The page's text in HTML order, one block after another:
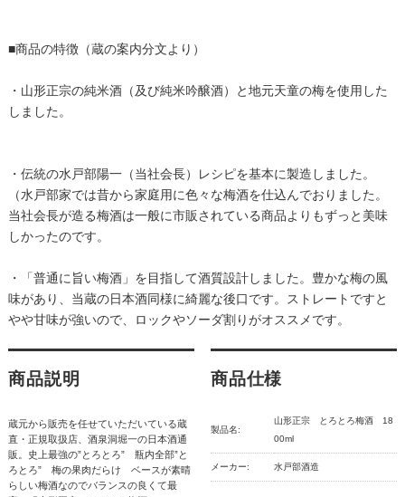
■商品の特徴（蔵の案内分文より）
・山形正宗の純米酒（及び純米吟醸酒）と地元天童の梅を使用した
しました。
・伝統の水戸部陽一（当社会長）レシピを基本に製造しました。
（水戸部家では昔から家庭用に色々な梅酒を仕込んでおりました。
当社会長が造る梅酒は一般に市販されている商品よりもずっと美味
しかったのです。
・「普通に旨い梅酒」を目指して酒質設計しました。豊かな梅の風
味があり、当蔵の日本酒同様に綺麗な後口です。ストレートですと
やや甘味が強いので、ロックやソーダ割りがオススメです。
商品説明
蔵元から販売を任せていただいている蔵
直・正規取扱店、酒泉洞堀一の日本酒通
販。史上最強の”とろとろ” 瓶内全部”と
ろとろ” 梅の果肉だらけ ベースが素晴
らしい梅酒なのでバランスの良くて最
商品仕様
製品名:
山形正宗 とろとろ梅酒 18
00ml
メーカー: 水戸部酒造